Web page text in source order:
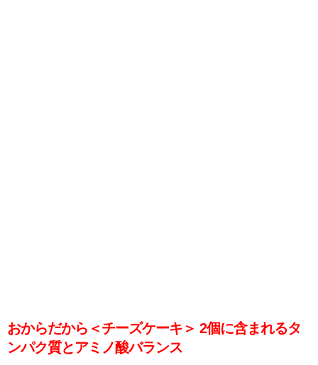
おからだから＜チーズケーキ＞ 2個に含まれるタ
ンパク質とアミノ酸バランス